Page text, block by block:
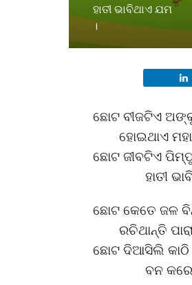
ହାତୀ ଭାବିଥାଏ ଯମ
।
ଛୋଟ ବୀଜଟିଏ
ହୋଇଥାଏ
ଛୋଟ ଜୀବଟିଏ
ହାତୀ
ଛୋଟ କେତେ ଜଳ
ରଚିଥାନ୍ତି
ଛୋଟ ଦିଆସିଲି
ବନ କରେ